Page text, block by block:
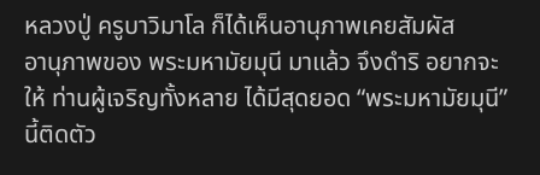
หลวงปู่ ครูบาวิมาโล ก็ได้เห็นอานุภาพเคยสัมผัส
อานุภาพของ พระมหามัยมุนี มาแล้ว จึงดำริ อยากจะ
ให้ ท่านผู้เจริญทั้งหลาย ได้มีสุดยอด “พระมหามัยมุนี”
นี้ติดตัว